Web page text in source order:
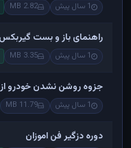
1 سال پیش 2.82 MB
راهنمای باز و بست گیربکس
1 سال پیش 3.35 MB
جزوه روشن نشدن خودرو
1 سال پیش 11.79 MB
دوره دزگیر فن اموزان